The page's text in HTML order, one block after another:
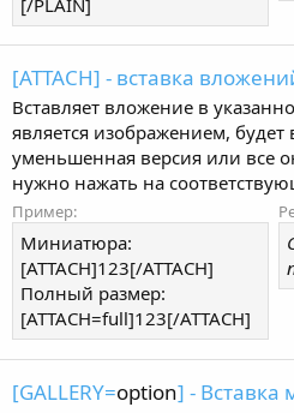
[ATTACH] - вставка
Вставляет вложение в
является изображением, будет
уменьшенная версия или все
нужно нажать на
Пример:
Миниатюра:
[ATTACH]123[/ATTACH]
Полный размер:
[ATTACH=full]123[/ATTACH]
[GALLERY=option] - Вставка